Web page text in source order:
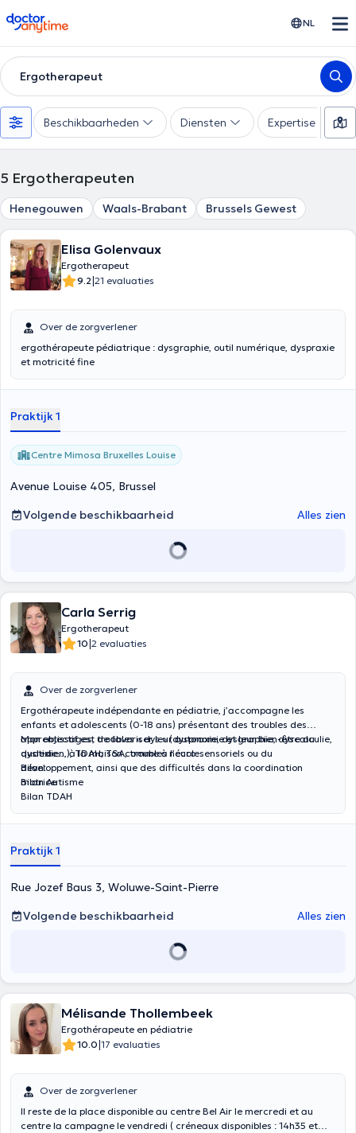
doctoranytime NL
Ergotherapeut
Beschikbaarheden Diensten Expertise
5 Ergotherapeuten
Henegouwen Waals-Brabant Brussels Gewest
Elisa Golenvaux
Ergotherapeut
9.2|21 evaluaties
Over de zorgverlener
ergothérapeute pédiatrique : dysgraphie, outil numérique, dyspraxie
et motricité fine
Praktijk 1
Centre Mimosa Bruxelles Louise
Avenue Louise 405, Brussel
Volgende beschikbaarheid
Alles zien
Carla Serrig
Ergotherapeut
10|2 evaluaties
Over de zorgverlener
Ergothérapeute indépendante en pédiatrie, j’accompagne les
enfants et adolescents (0-18 ans) présentant des troubles des
apprentissages, troubles « dys » (dyspraxie, dysgraphie, dyscalculie,
dyslexie…), TDAH, TSA, troubles neuro-sensoriels ou du
développement, ainsi que des difficultés dans la coordination
motrice
Mon objectif est de favoriser leur autonomie et leur bien-être au
quotidien, à la maison comme à l’école.
Bilan:
Bilan Autisme
Bilan TDAH
Praktijk 1
Rue Jozef Baus 3, Woluwe-Saint-Pierre
Volgende beschikbaarheid
Alles zien
Mélisande Thollembeek
Ergothérapeute en pédiatrie
10.0|17 evaluaties
Over de zorgverlener
Il reste de la place disponible au centre Bel Air le mercredi et au
centre la campagne le vendredi ( créneaux disponibles : 14h35 et